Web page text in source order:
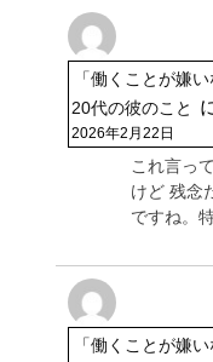
「働くことが嫌
20代の彼のこと
2026年2月22日
これ言っ
けど 残念
ですね。
「働くことが嫌